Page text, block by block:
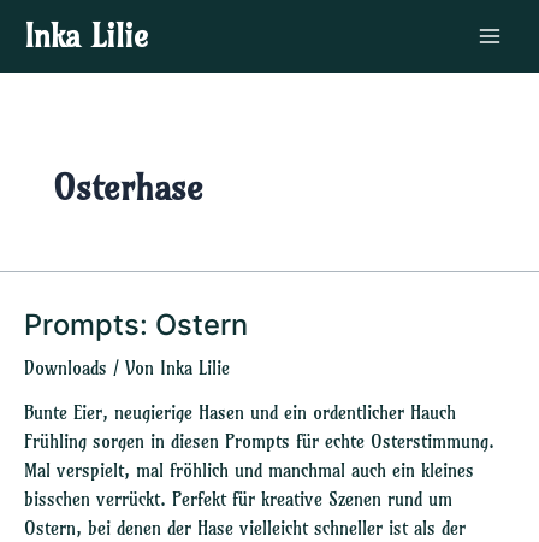
Inhalt
springen
Inka Lilie
Main
Menu
Osterhase
Prompts: Ostern
Downloads / Von Inka Lilie
Bunte Eier, neugierige Hasen und ein ordentlicher Hauch
Frühling sorgen in diesen Prompts für echte Osterstimmung.
Mal verspielt, mal fröhlich und manchmal auch ein kleines
bisschen verrückt. Perfekt für kreative Szenen rund um
Ostern, bei denen der Hase vielleicht schneller ist als der
Prompts: